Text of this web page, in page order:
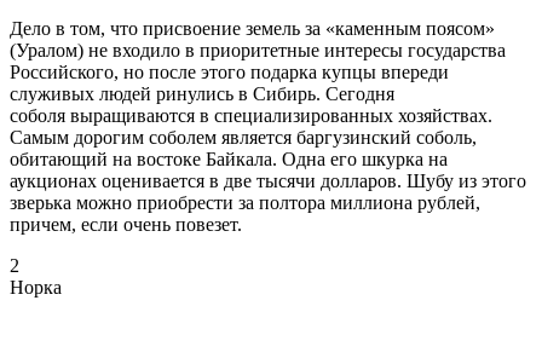
Дело в том, что присвоение земель за «каменным поясом»
(Уралом) не входило в приоритетные интересы государства
Российского, но после этого подарка купцы впереди
служивых людей ринулись в Сибирь. Сегодня
соболя выращиваются в специализированных хозяйствах.
Самым дорогим соболем является баргузинский соболь,
обитающий на востоке Байкала. Одна его шкурка на
аукционах оценивается в две тысячи долларов. Шубу из этого
зверька можно приобрести за полтора миллиона рублей,
причем, если очень повезет.
2
Норка